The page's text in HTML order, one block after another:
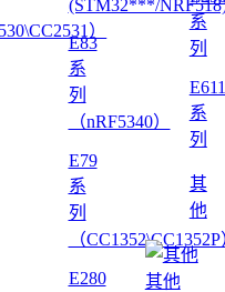
）
(STM32***/
E83
系
列
（nRF5340）
E79
系
列
（
E280
系
列
E611
系
列
其
他
其他